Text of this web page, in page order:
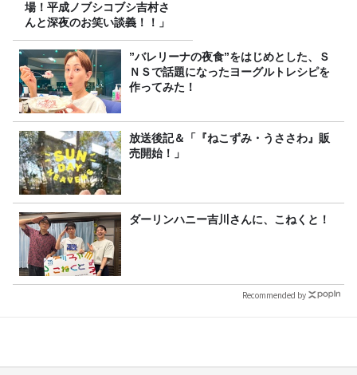
場！平成ノブシコブシ吉村さ
んと深夜のお笑い談義！！」
”バレリーナの夜食”をはじめとした、Ｓ
ＮＳで話題になったヨーグルトレシピを
作ってみた！
放送後記＆「『ねこずみ・うささわ』販
売開始！」
ダーリンハニー吉川さんに、こねくと！
Recommended by